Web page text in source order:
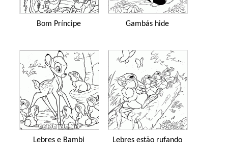
Bom Príncipe Gambás hide
Lebres e Bambi Lebres estão rufando